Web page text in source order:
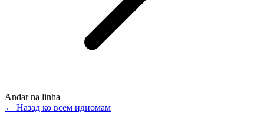
Andar na linha
← Назад ко всем идиомам